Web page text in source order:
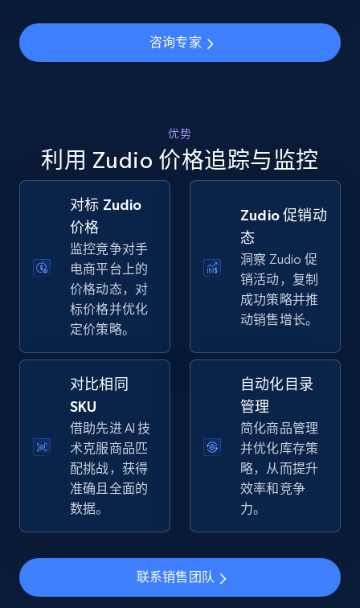
using specific category URL
URL, Final price, Sku, Currency, Gtin,
Specifications, Image urls, Top reviews, and
5.6K+ 立即开始
Walmart - products - Collects products by
specific keywords
URL, Final price, Sku, Currency, Gtin,
Specifications, Image urls, Top reviews, and
more.
5.6K+ 875+ 立即开始
Walmart - products - Discover products by
using sku numbers
URL, Final price, Sku, Currency, Gtin,
Specifications, Image urls, Top reviews, and
more.
咨询专家
优势
利用 Zudio 价格追踪与监控
对标 Zudio
价格
监控竞争对手
电商平台上的
价格动态，对
标价格并优化
定价策略。
Zudio 促销动
态
洞察 Zudio 促
销活动，复制
成功策略并推
动销售增长。
对比相同
SKU
借助先进 AI 技
术克服商品匹
配挑战，获得
准确且全面的
数据。
自动化目录
管理
简化商品管理
并优化库存策
略，从而提升
效率和竞争
力。
联系销售团队